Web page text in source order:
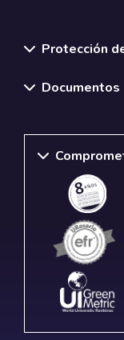
Protección